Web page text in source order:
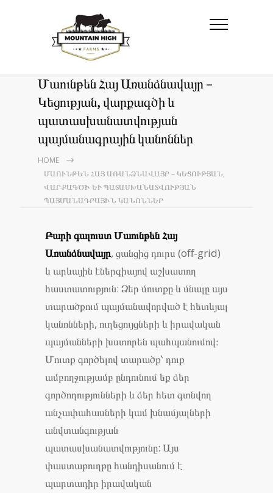
Մաունթեն Հայ Առանձնավայր –
Կեցության, վարքագծի և
պատասխանատվության
պայմանագրային կանոններ
HOME
ՄԱՈՒՆԹԵՆ ՀԱՅ ԱՌԱՆՁՆԱՎԱՅՐ – ԿԵՑՈՒԹՅԱՆ,
ՎԱՐՔԱԳԾԻ ԵՒ ՊԱՏԱՍԽԱՆԱՏՎՈՒԹՅԱՆ Պ
ԱՅՄԱՆԱԳՐԱՅԻՆ ԿԱՆՈՆՆԵՐ
Բարի գալուստ Մաունթեն Հայ
Առանձնավայր, ցանցից դուրս (off-grid)
և արևային էներգիայով աշխատող
հաստատություն: Ձեր մուտքը և մնալը այս
տարածքում պայմանավորված է հետևյալ
կանոնների, ուղեցույցների և իրավական
պայմանների խստորեն պահպանումով։
Մուտք գործելով տարածք՝ դուք
ամբողջությամբ ընդունում եք ձեր
գործողությունների և ձեր հետ գտնվող
անչափահասների կամ խնամյալների
անվտանգության
պատասխանատվությունը: Այս
փաստաթուղթը հանդիսանում է
պարտադիր իրավական